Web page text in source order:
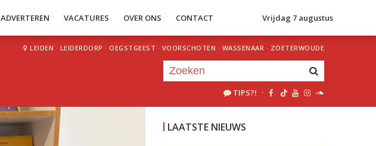
ADVERTEREN VACATURES OVER ONS CONTACT Vrijdag 7 augustus
LEIDEN · LEIDERDORP · OEGSTGEEST · VOORSCHOTEN · WASSENAAR · ZOETERWOUDE
TIPS?! ·
LAATSTE NIEUWS